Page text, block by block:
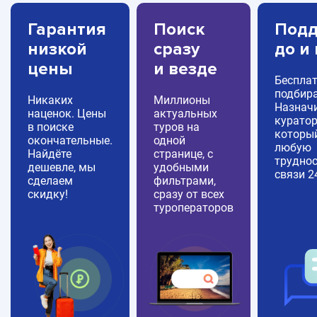
Гарантия
низкой
цены
Никаких
наценок. Цены
в поиске
окончательные.
Найдёте
дешевле, мы
сделаем
скидку!
Поиск
сразу
и везде
Миллионы
актуальных
туров на
одной
странице, с
удобными
фильтрами,
сразу от всех
туроператоров
до и
любую
связи